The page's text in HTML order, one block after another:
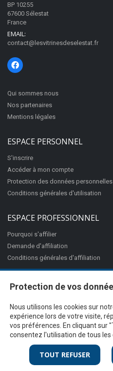
Protection de vos
Nous utilisons les cookies sur
expérience lors de votre visite,
vos préférences. En cliquant sur
consentez l'utilisation de tous les
TOUT REFUSER
BP 10255
67600 Sélestat
France
EMAIL:
contact@lesvitrinesdeselestat.fr
Qui sommes nous
Nos partenaires
Mentions légales
ESPACE PERSONNEL
S'inscrire
Accéder à mon compte
Protection des données personnelles
Conditions générales d'utilisation
ESPACE PROFESSIONNEL
Pourquoi s'affilier
Demande d'affiliation
Conditions générales d'affiliation
@Proximité v.7.27.3-1 - Tous droits